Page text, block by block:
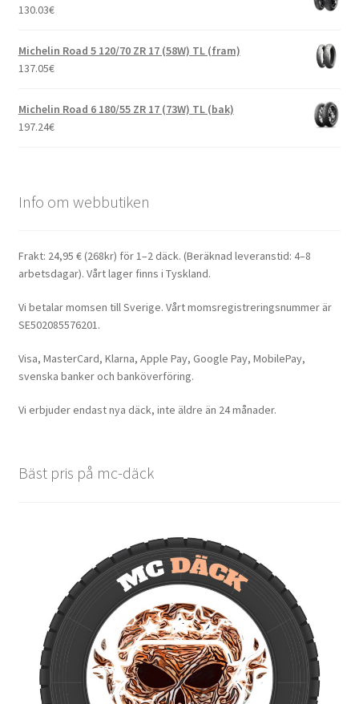
130.03€
Michelin Road 5 120/70 ZR 17 (58W) TL (fram)
137.05€
Michelin Road 6 180/55 ZR 17 (73W) TL (bak)
197.24€
Info om webbutiken
Frakt: 24,95 € (268kr) för 1–2 däck. (Beräknad leveranstid: 4–8
arbetsdagar). Vårt lager finns i Tyskland.
Vi betalar momsen till Sverige. Vårt momsregistreringsnummer är
SE502085576201.
Visa, MasterCard, Klarna, Apple Pay, Google Pay, MobilePay,
svenska banker och banköverföring.
Vi erbjuder endast nya däck, inte äldre än 24 månader.
Bäst pris på mc-däck